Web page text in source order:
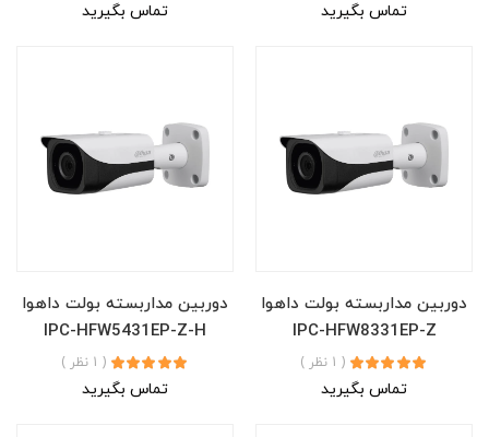
تماس بگیرید تماس بگیرید
دوربین مداربسته بولت داهوا
IPC-HFW8331EP-Z
( 1 نظر )
تماس بگیرید
دوربین مداربسته بولت داهوا
IPC-HFW5431EP-Z-H
( 1 نظر )
تماس بگیرید